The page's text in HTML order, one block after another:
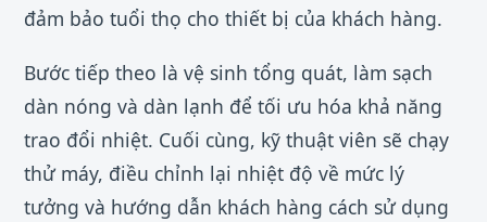
đảm bảo tuổi thọ cho thiết bị của khách hàng.
Bước tiếp theo là vệ sinh tổng quát, làm sạch
dàn nóng và dàn lạnh để tối ưu hóa khả năng
trao đổi nhiệt. Cuối cùng, kỹ thuật viên sẽ chạy
thử máy, điều chỉnh lại nhiệt độ về mức lý
tưởng và hướng dẫn khách hàng cách sử dụng